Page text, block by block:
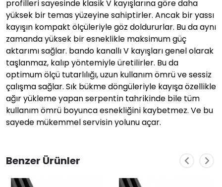
profilleri sayesinde klasik V kayışlarına göre daha
yüksek bir temas yüzeyine sahiptirler. Ancak bir yassı
kayışın kompakt ölçüleriyle göz doldururlar. Bu da aynı
zamanda yüksek bir esneklikle maksimum güç
aktarımı sağlar. bando kanallı V kayışları genel olarak
taşlanmaz, kalıp yöntemiyle üretilirler. Bu da
optimum ölçü tutarlılığı, uzun kullanım ömrü ve sessiz
çalışma sağlar. Sık bükme döngüleriyle kayışa özellikle
ağır yükleme yapan serpentin tahrikinde bile tüm
kullanım ömrü boyunca esnekliğini kaybetmez. Ve bu
sayede mükemmel servisin yolunu açar.
Benzer Ürünler